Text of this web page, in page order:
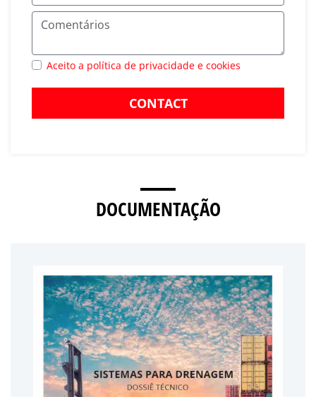
Aceito a política de privacidade e cookies
CONTACT
DOCUMENTAÇÃO